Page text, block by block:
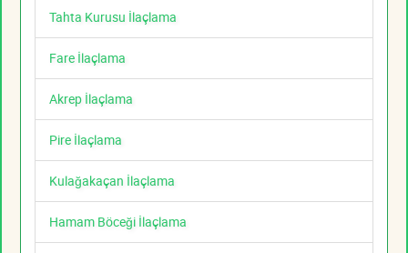
Tahta Kurusu İlaçlama
Fare İlaçlama
Akrep İlaçlama
Pire İlaçlama
Kulağakaçan İlaçlama
Hamam Böceği İlaçlama